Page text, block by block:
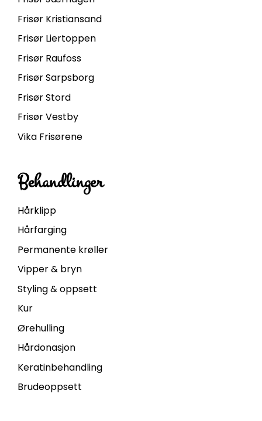
Frisør Kristiansand
Frisør Liertoppen
Frisør Raufoss
Frisør Sarpsborg
Frisør Stord
Frisør Vestby
Vika Frisørene
Behandlinger
Hårklipp
Hårfarging
Permanente krøller
Vipper & bryn
Styling & oppsett
Kur
Ørehulling
Hårdonasjon
Keratinbehandling
Brudeoppsett